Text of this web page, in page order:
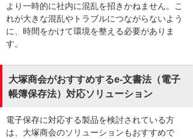
より一時的に社内に混乱を招きかねません。こ
れが大きな混乱やトラブルにつながらないよう
に、時間をかけて環境を整える必要がありま
す。
大塚商会がおすすめするe-文書法（電子
帳簿保存法）対応ソリューション
電子保存に対応する製品を検討されている方
は、大塚商会のソリューションもおすすめで